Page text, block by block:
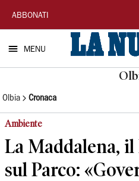
La
Nuova
Sardegna
ABBONATI
MENU
Olbia Cronaca
Ambiente
La Maddalena, il
sul Parco: